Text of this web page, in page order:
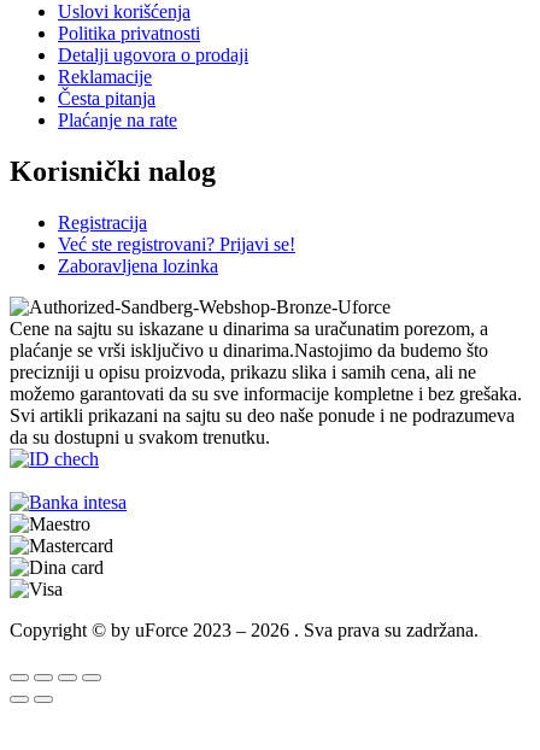
Uslovi korišćenja
Politika privatnosti
Detalji ugovora o prodaji
Reklamacije
Česta pitanja
Plaćanje na rate
Korisnički nalog
Registracija
Već ste registrovani? Prijavi se!
Zaboravljena lozinka
Cene na sajtu su iskazane u dinarima sa uračunatim porezom, a
plaćanje se vrši isključivo u dinarima.Nastojimo da budemo što
precizniji u opisu proizvoda, prikazu slika i samih cena, ali ne
možemo garantovati da su sve informacije kompletne i bez grešaka.
Svi artikli prikazani na sajtu su deo naše ponude i ne podrazumeva
da su dostupni u svakom trenutku.
Copyright © by uForce 2023 – 2026 . Sva prava su zadržana.